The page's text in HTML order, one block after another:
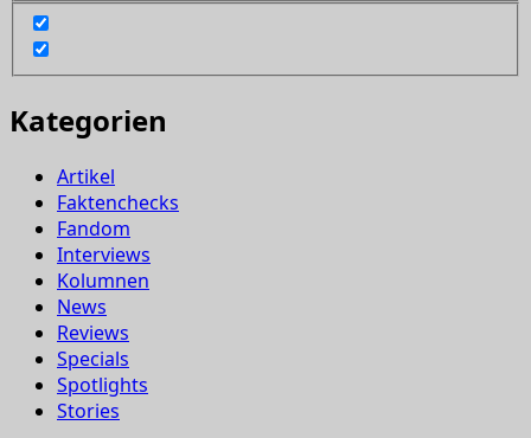
Kategorien
Artikel
Faktenchecks
Fandom
Interviews
Kolumnen
News
Reviews
Specials
Spotlights
Stories